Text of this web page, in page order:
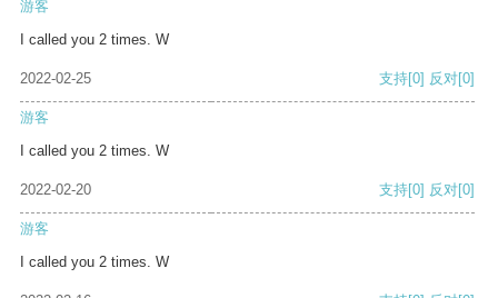
游客
I called you 2 times. W
2022-02-25 支持[0] 反对[0]
游客
I called you 2 times. W
2022-02-20 支持[0] 反对[0]
游客
I called you 2 times. W